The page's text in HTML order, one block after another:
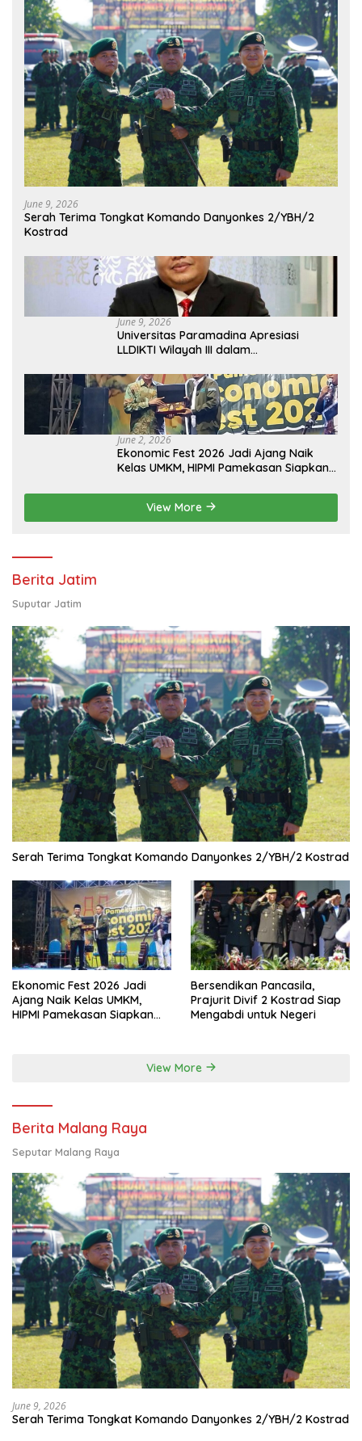
June 9, 2026
Serah Terima Tongkat Komando Danyonkes 2/YBH/2
Kostrad
June 9, 2026
Universitas Paramadina Apresiasi
LLDIKTI Wilayah III dalam
Tinggi Swasta
June 2, 2026
Ekonomic Fest 2026 Jadi Ajang Naik
Kelas UMKM, HIPMI Pamekasan Siapkan
Pendampingan Usaha
View More
Berita Jatim
Suputar Jatim
Serah Terima Tongkat Komando Danyonkes 2/YBH/2 Kostrad
Ekonomic Fest 2026 Jadi
Ajang Naik Kelas UMKM,
HIPMI Pamekasan Siapkan
Bersendikan Pancasila,
Prajurit Divif 2 Kostrad Siap
Mengabdi untuk Negeri
View More
Berita Malang Raya
Seputar Malang Raya
June 9, 2026
Serah Terima Tongkat Komando Danyonkes 2/YBH/2 Kostrad